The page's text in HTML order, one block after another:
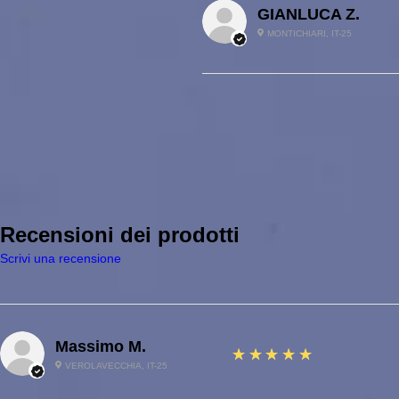
GIANLUCA Z.
MONTICHIARI, IT-25
Recensioni dei prodotti
Scrivi una recensione
Massimo M.
VEROLAVECCHIA, IT-25
5
★★★★★